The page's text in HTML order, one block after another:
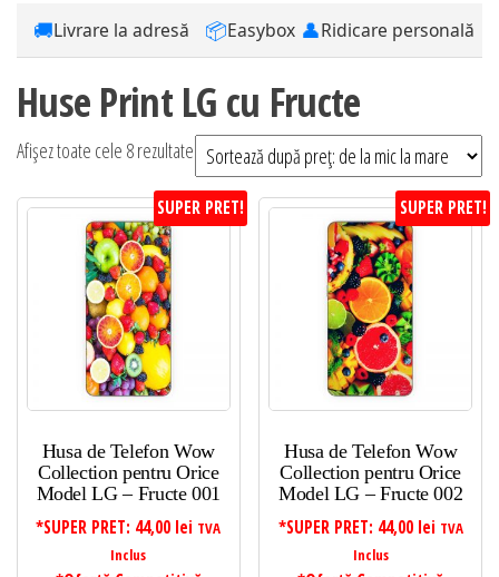
🚚Livrare la adresă 📦Easybox 👤Ridicare personală
Huse Print LG cu Fructe
Afișez toate cele 8 rezultate Sortat
după
preț:
SUPER PRET!
Husa de Telefon Wow
Collection pentru Orice
Model LG – Fructe 001
*SUPER PRET: 44,00 lei TVA
Inclus
SUPER PRET!
Husa de Telefon Wow
Collection pentru Orice
Model LG – Fructe 002
*SUPER PRET: 44,00 lei TVA
Inclus